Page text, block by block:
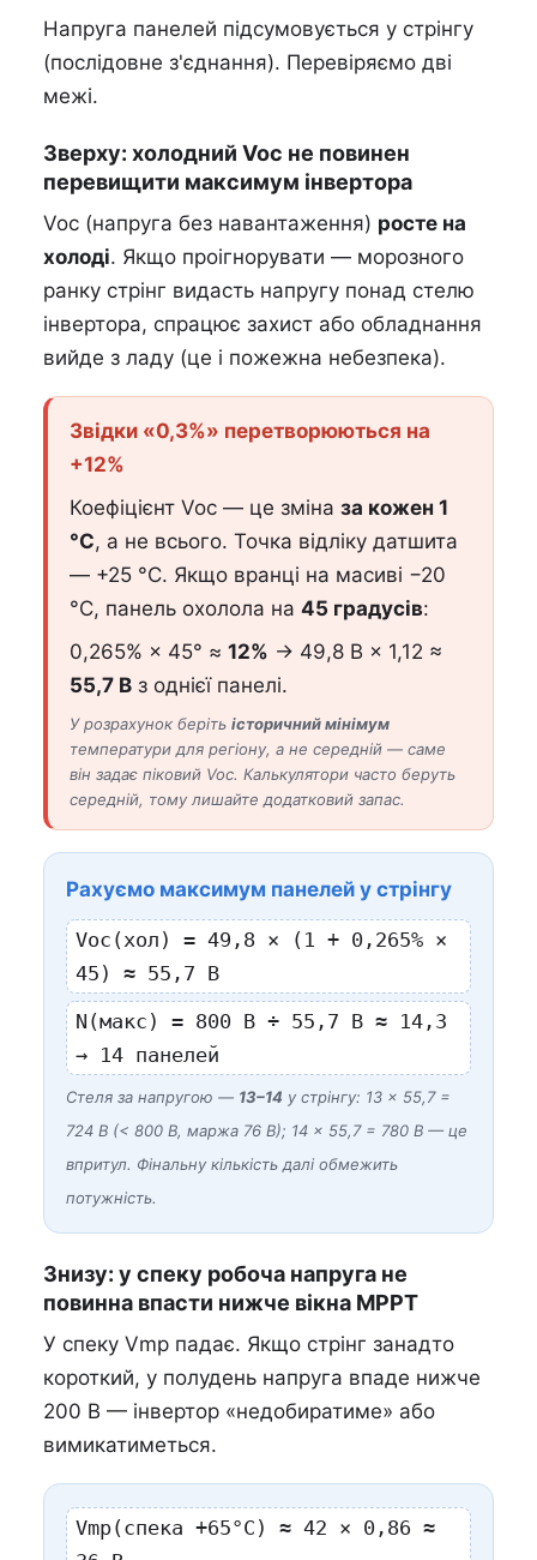
Напруга панелей підсумовується у стрінгу
(послідовне з'єднання). Перевіряємо дві
межі.
Зверху: холодний Voc не повинен
перевищити максимум інвертора
Voc (напруга без навантаження) росте на
холоді. Якщо проігнорувати — морозного
ранку стрінг видасть напругу понад стелю
інвертора, спрацює захист або обладнання
вийде з ладу (це і пожежна небезпека).
Звідки «0,3%» перетворюються на
+12%
Коефіцієнт Voc — це зміна за кожен 1
°C, а не всього. Точка відліку датшита
— +25 °C. Якщо вранці на масиві −20
°C, панель охолола на 45 градусів:
0,265% × 45° ≈ 12% → 49,8 В × 1,12 ≈
55,7 В з однієї панелі.
У розрахунок беріть історичний мінімум
температури для регіону, а не середній — саме
він задає піковий Voc. Калькулятори часто беруть
середній, тому лишайте додатковий запас.
Рахуємо максимум панелей у стрінгу
Voc(хол) = 49,8 × (1 + 0,265% ×
45) ≈ 55,7 В
N(макс) = 800 В ÷ 55,7 В ≈ 14,3
→ 14 панелей
Стеля за напругою — 13–14 у стрінгу: 13 × 55,7 =
724 В (< 800 В, маржа 76 В); 14 × 55,7 = 780 В — це
впритул. Фінальну кількість далі обмежить
потужність.
Знизу: у спеку робоча напруга не
повинна впасти нижче вікна MPPT
У спеку Vmp падає. Якщо стрінг занадто
короткий, у полудень напруга впаде нижче
200 В — інвертор «недобиратиме» або
вимикатиметься.
Vmp(спека +65°C) ≈ 42 × 0,86 ≈